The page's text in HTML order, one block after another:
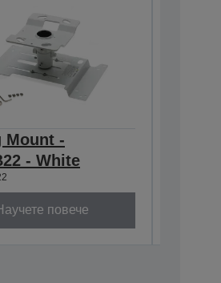
Mount -
- White
повече